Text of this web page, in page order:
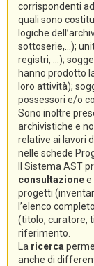
corrispondenti
quali sono
logiche
sottoserie,...);
registri, ...);
hanno prodotto
loro attività);
possessori e/o
Sono inoltre
archivistiche e
relative ai lavori
nelle schede
Il Sistema AST
consultazionee
progetti
l’elenco
(titolo, curatore,
riferimento.
La ricerca
anche di